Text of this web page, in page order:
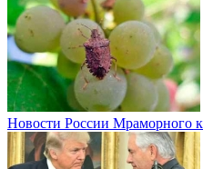
Новости России Мраморного